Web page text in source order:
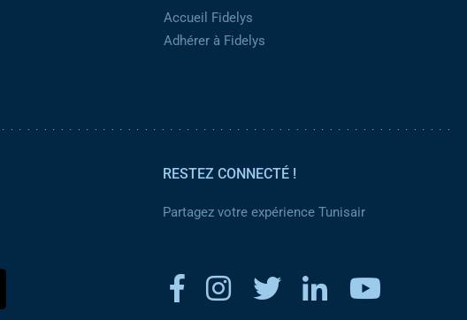
Accueil Fidelys
Adhérer à Fidelys
RESTEZ CONNECTÉ !
Partagez votre expérience Tunisair